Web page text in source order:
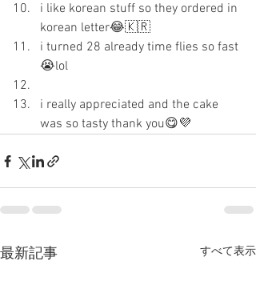
i like korean stuff so they ordered in
korean letter😂🇰🇷
i turned 28 already time flies so fast
😭lol
i really appreciated and the cake
was so tasty thank you😋💜
最新記事 すべて表示